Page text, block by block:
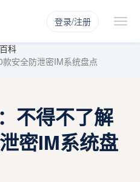
登录/注册
科
安全防泄密IM系统盘点
不得不了解
密IM系统盘